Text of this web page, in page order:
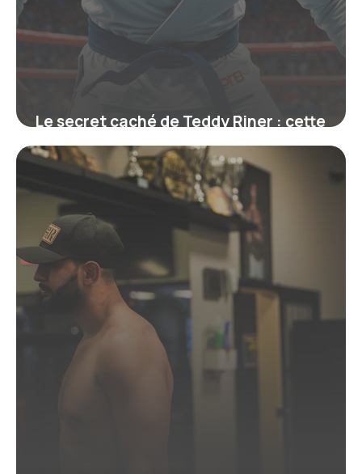
Le secret caché de Teddy Riner : cette
ceinture qui symbolise bien plus
qu’un grade
19 juin 2026